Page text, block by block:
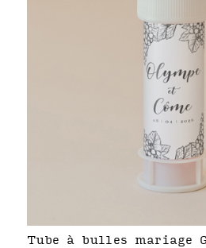
Tube à bulles mariage